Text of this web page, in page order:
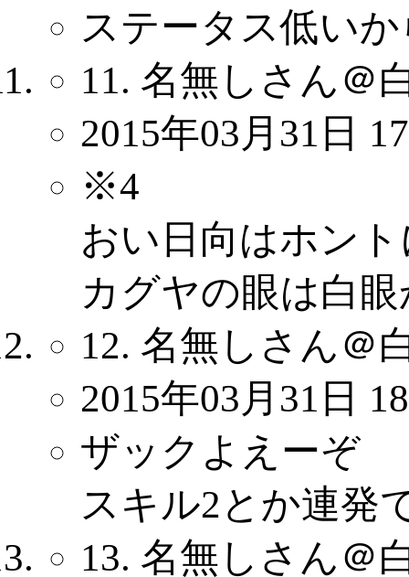
ステータス低い
11. 名無しさん＠
2015年03月31日
※4
おい日向はホン
カグヤの眼は白
12. 名無しさん＠
2015年03月31日
ザックよえーぞ
スキル2とか連発
13. 名無しさん＠